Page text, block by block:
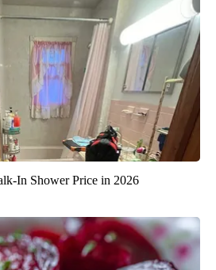
In Shower Price in 2026